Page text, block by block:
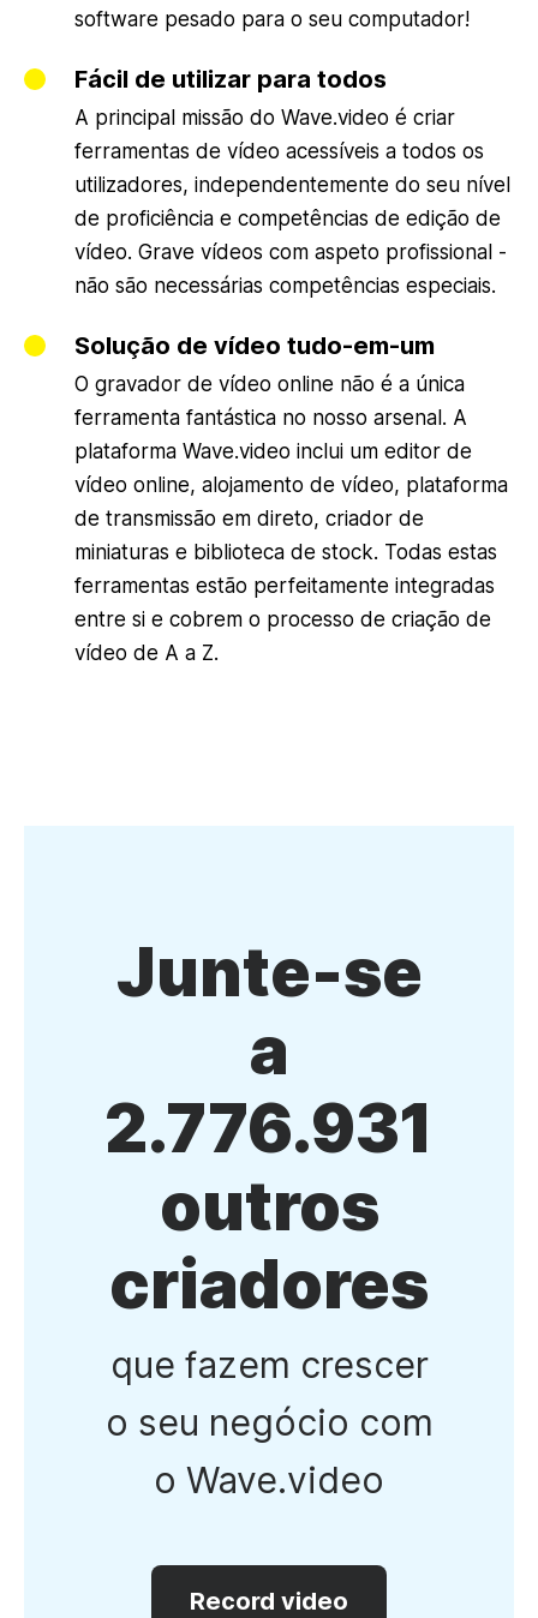
software pesado para o seu computador!
Fácil de utilizar para todos
A principal missão do Wave.video é criar
ferramentas de vídeo acessíveis a todos os
utilizadores, independentemente do seu nível
de proficiência e competências de edição de
vídeo. Grave vídeos com aspeto profissional -
não são necessárias competências especiais.
Solução de vídeo tudo-em-um
O gravador de vídeo online não é a única
ferramenta fantástica no nosso arsenal. A
plataforma Wave.video inclui um editor de
vídeo online, alojamento de vídeo, plataforma
de transmissão em direto, criador de
miniaturas e biblioteca de stock. Todas estas
ferramentas estão perfeitamente integradas
entre si e cobrem o processo de criação de
vídeo de A a Z.
Junte-se
a
2.776.931
outros
criadores
que fazem crescer
o seu negócio com
o Wave.video
Record video